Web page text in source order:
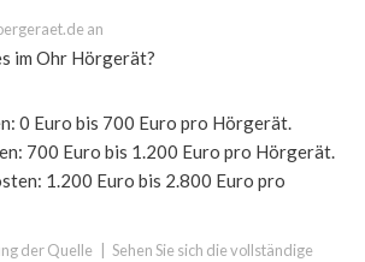
an
im Ohr Hörgerät?
0 Euro bis 700 Euro pro Hörgerät.
700 Euro bis 1.200 Euro pro Hörgerät.
1.200 Euro bis 2.800 Euro pro
der Quelle Sehen Sie sich die vollständige